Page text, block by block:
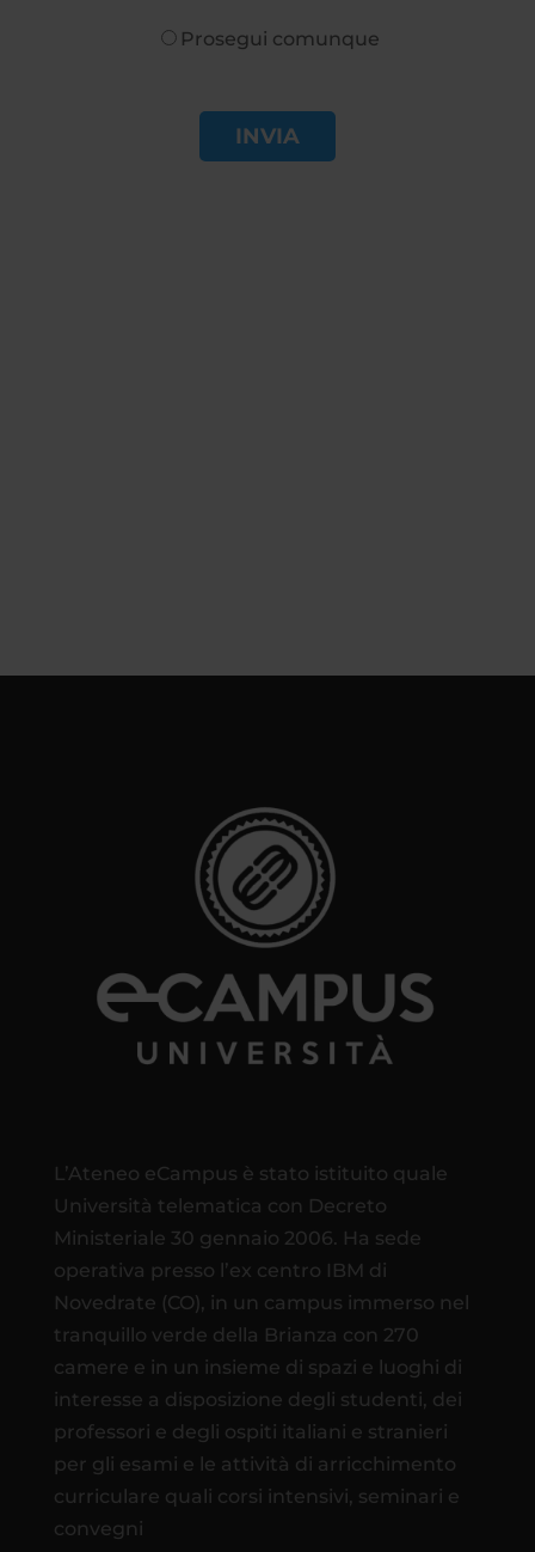
Prosegui comunque
L’Ateneo eCampus è stato istituito quale
Università telematica con Decreto
Ministeriale 30 gennaio 2006. Ha sede
operativa presso l’ex centro IBM di
Novedrate (CO), in un campus immerso nel
tranquillo verde della Brianza con 270
camere e in un insieme di spazi e luoghi di
interesse a disposizione degli studenti, dei
professori e degli ospiti italiani e stranieri
per gli esami e le attività di arricchimento
curriculare quali corsi intensivi, seminari e
convegni